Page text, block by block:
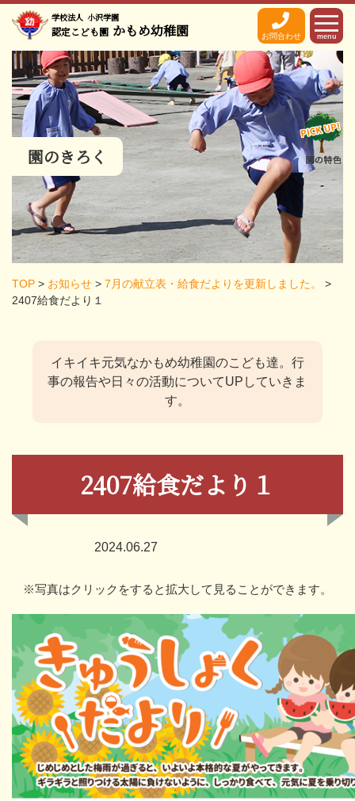
学校法人 小沢学園
認定こども園 かもめ幼稚園 お問合わせ menu
園のきろく
TOP > お知らせ > 7月の献立表・給食だよりを更新しました。
>
2407給食だより１
イキイキ元気なかもめ幼稚園のこども達。 行
事の報告や日々の活動についてUPしていきま
す。
2407給食だより１
2024.06.27
※写真はクリックをすると拡大して見ることができます。